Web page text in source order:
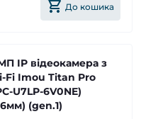
До кошика
IP відеокамера з
Fi Imou Titan Pro
U7LP-6V0NE)
(gen.1)